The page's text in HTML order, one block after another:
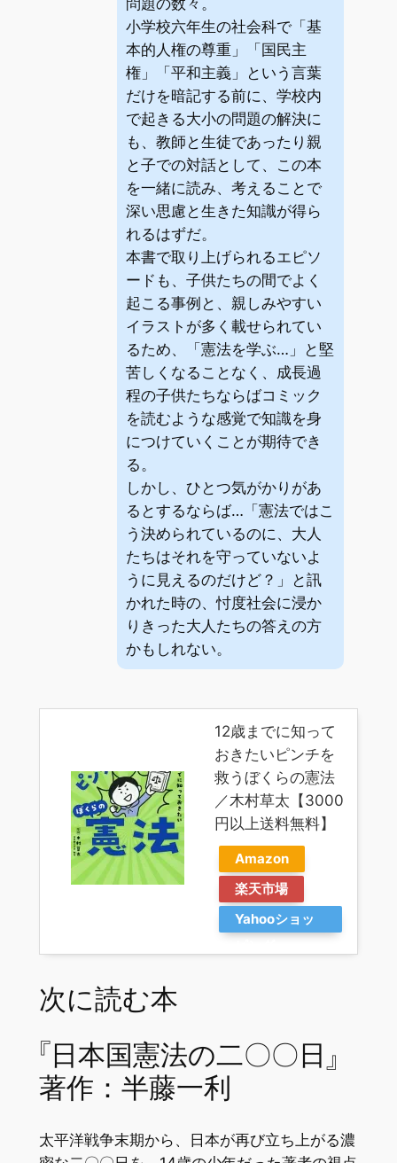
問題の数々。
小学校六年生の社会科で「基
本的人権の尊重」「国民主
権」「平和主義」という言葉
だけを暗記する前に、学校内
で起きる大小の問題の解決に
も、教師と生徒であったり親
と子での対話として、この本
を一緒に読み、考えることで
深い思慮と生きた知識が得ら
れるはずだ。
本書で取り上げられるエピソ
ードも、子供たちの間でよく
起こる事例と、親しみやすい
イラストが多く載せられてい
るため、「憲法を学ぶ…」と堅
苦しくなることなく、成長過
程の子供たちならばコミック
を読むような感覚で知識を身
につけていくことが期待でき
る。
しかし、ひとつ気がかりがあ
るとするならば…「憲法ではこ
う決められているのに、大人
たちはそれを守っていないよ
うに見えるのだけど？」と訊
かれた時の、忖度社会に浸か
りきった大人たちの答えの方
かもしれない。
12歳までに知って
おきたいピンチを
救うぼくらの憲法
／木村草太【3000
円以上送料無料】
Amazon
楽天市場
Yahooショッ
次に読む本
『日本国憲法の二〇〇日』
著作：半藤一利
太平洋戦争末期から、日本が再び立ち上がる濃